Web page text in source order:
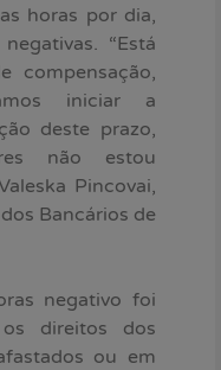
horas por dia,
“Está
compensação,
iniciar a
deste prazo,
não estou
Pincovai,
Bancários de
negativo foi
direitos dos
ou em